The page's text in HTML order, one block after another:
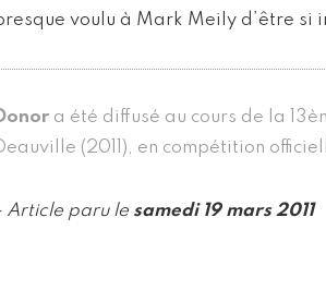
voulu à Mark Meily d’être si
a été diffusé au cours de la
(2011), en compétition
Article paru le samedi 19 mars 2011